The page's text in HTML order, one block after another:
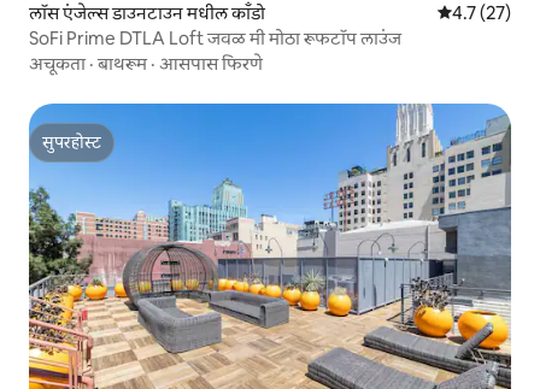
लॉस एंजेल्स डाउनटाउन मधील काँडो 5 पैकी 4.7
4.7 (27)
SoFi Prime DTLA Loft जवळ मी मोठा रूफटॉप लाउंज
अचूकता ·बाथरूम· आसपास फिरणे
सुपरहोस्ट
सुपरहोस्ट